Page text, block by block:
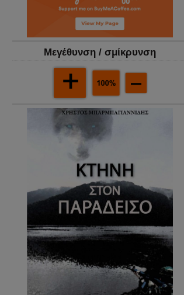
Mεγέθυνση / σμίκρυνση